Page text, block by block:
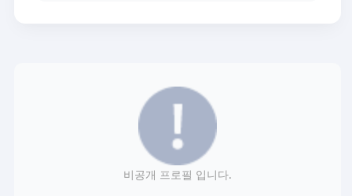
비공개 프로필 입니다.